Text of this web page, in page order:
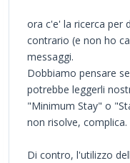
ora c'e' la ricerca per
contrario (e non ho
messaggi.
Dobbiamo pensare
potrebbe leggerli
"Minimum Stay" o
non risolve, complica.
Di contro, l'utilizzo